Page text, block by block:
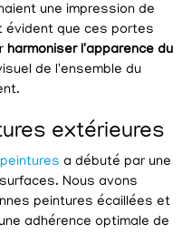
une impression de
évident que ces portes
harmoniser l'apparence du
de l'ensemble du
extérieures
a débuté par une
Nous avons
peintures écaillées et
adhérence optimale de